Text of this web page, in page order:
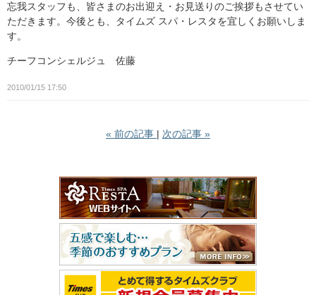
忘我スタッフも、皆さまのお出迎え・お見送りのご挨拶もさせてい
ただきます。今後とも、タイムズ スパ・レスタを宜しくお願いしま
す。
チーフコンシェルジュ 佐藤
2010/01/15 17:50
« 前の記事 次の記事 »